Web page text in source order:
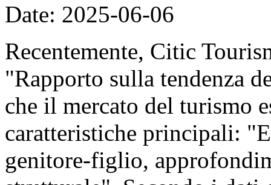
Date: 2025-06-06
Recentemente, Citic
"Rapporto sulla tendenza
che il mercato del turismo
caratteristiche principali:
genitore-figlio,